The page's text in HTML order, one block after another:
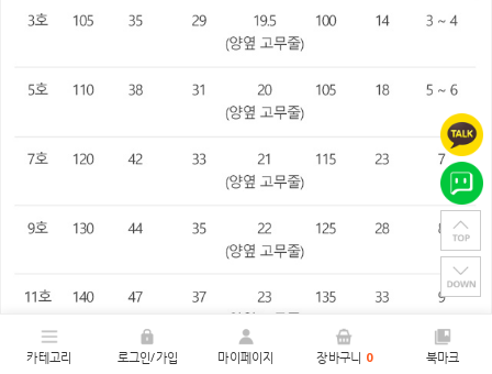
카테고리 로그인/가입 마이페이지 장바구니 0 북마크